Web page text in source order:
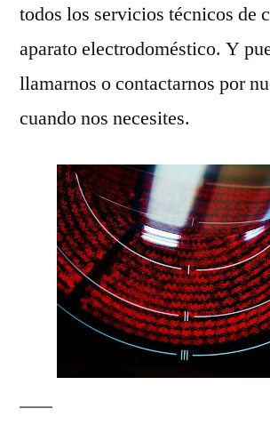
todos los servicios técnicos de
aparato electrodoméstico. Y
llamarnos o contactarnos por
cuando nos necesites.